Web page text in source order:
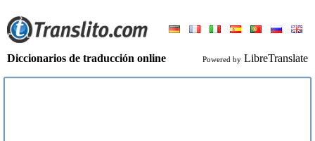
Diccionarios de traducción online Powered by LibreTranslate